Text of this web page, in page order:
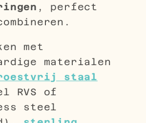
, perfect
met
materialen
staal
RVS of
steel